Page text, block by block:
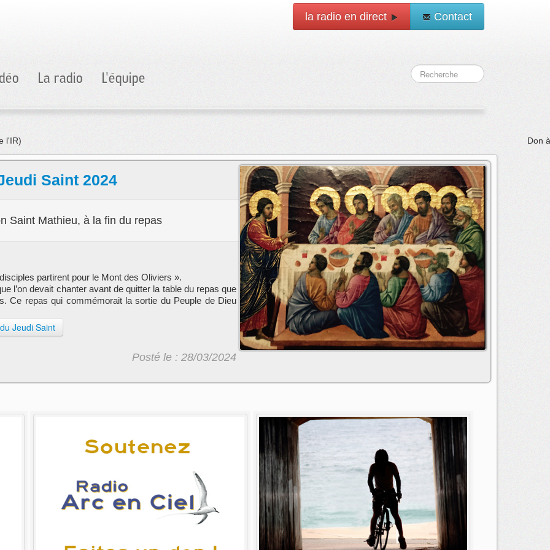
la radio en direct Contact
La radio L'équipe
Arc en Ciel : votre radio et ses réseaux sociaux ont besoin de votre aide financière
Saint 2024
Saint Mathieu, à la fin du repas
partirent pour le Mont des Oliviers ».
l’on devait chanter avant de quitter la table du repas que
Ce repas qui commémorait la sortie du Peuple de Dieu
Jeudi Saint
Posté le : 28/03/2024